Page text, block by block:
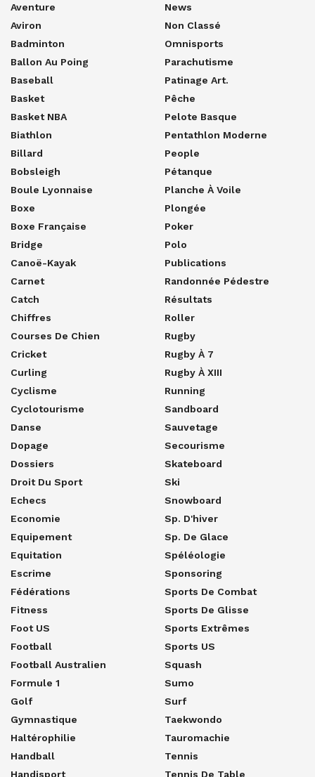
Aventure
Aviron
Badminton
Ballon Au Poing
Baseball
Basket
Basket NBA
Biathlon
Billard
Bobsleigh
Boule Lyonnaise
Boxe
Boxe Française
Bridge
Canoë-Kayak
Carnet
Catch
Chiffres
Courses De Chien
Cricket
Curling
Cyclisme
Cyclotourisme
Danse
Dopage
Dossiers
Droit Du Sport
Echecs
Economie
Equipement
Equitation
Escrime
Fédérations
Fitness
Foot US
Football
Football Australien
Formule 1
Golf
Gymnastique
Haltérophilie
Handball
Handisport
News
Non Classé
Omnisports
Parachutisme
Patinage Art.
Pêche
Pelote Basque
Pentathlon Moderne
People
Pétanque
Planche À Voile
Plongée
Poker
Polo
Publications
Randonnée Pédestre
Résultats
Roller
Rugby
Rugby À 7
Rugby À XIII
Running
Sandboard
Sauvetage
Secourisme
Skateboard
Ski
Snowboard
Sp. D'hiver
Sp. De Glace
Spéléologie
Sponsoring
Sports De Combat
Sports De Glisse
Sports Extrêmes
Sports US
Squash
Sumo
Surf
Taekwondo
Tauromachie
Tennis
Tennis De Table